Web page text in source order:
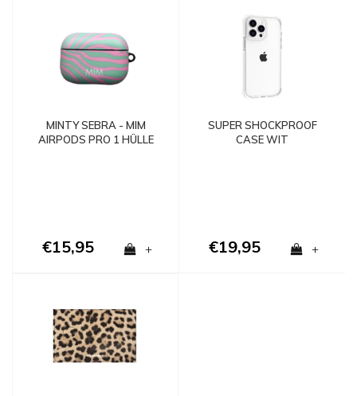
MINTY SEBRA - MIM
AIRPODS PRO 1 HÜLLE
€15,95 +
SUPER SHOCKPROOF
CASE WIT
€19,95 +